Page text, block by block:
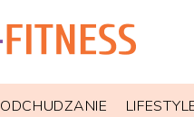
ODCHUDZANIE